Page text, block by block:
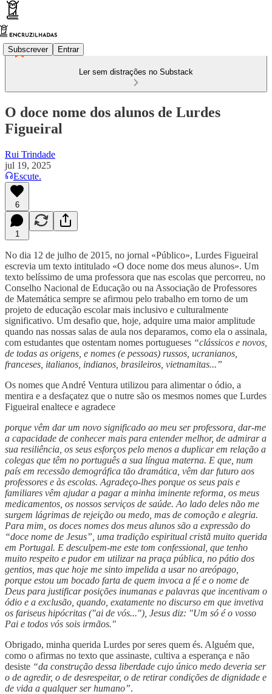
Subscrever Entrar
Ler sem distrações no Substack
O doce nome dos alunos de Lurdes
Figueiral
Rui Trindade
jul 19, 2025
Escute.
6
1
No dia 12 de julho de 2015, no jornal «Público», Lurdes Figueiral
escrevia um texto intitulado «O doce nome dos meus alunos». Um
texto belíssimo de uma professora que nas escolas que percorreu, no
Conselho Nacional de Educação ou na Associação de Professores
de Matemática sempre se afirmou pelo trabalho em torno de um
projeto de educação escolar mais inclusivo e culturalmente
significativo. Um desafio que, hoje, adquire uma maior amplitude
quando nas nossas salas de aula nos deparamos, como ela o assinala,
com estudantes que ostentam nomes portugueses “clássicos e novos,
de todas as origens, e nomes (e pessoas) russos, ucranianos,
franceses, italianos, indianos, brasileiros, vietnamitas...”
Os nomes que André Ventura utilizou para alimentar o ódio, a
mentira e a desfaçatez que o nutre são os mesmos nomes que Lurdes
Figueiral enaltece e agradece
porque vêm dar um novo significado ao meu ser professora, dar-me
a capacidade de conhecer mais para entender melhor, de admirar a
sua resiliência, os seus esforços pelo menos a duplicar em relação a
colegas que têm no português a sua língua materna. E que, num
país em recessão demográfica tão dramática, vêm dar futuro aos
professores e às escolas. Agradeço-lhes porque os seus pais e
familiares vêm ajudar a pagar a minha iminente reforma, os meus
medicamentos, os nossos serviços de saúde. Ao lado deles não me
surgem lágrimas de rejeição ou medo, mas de comoção e alegria.
Para mim, os doces nomes dos meus alunos são a expressão do
“doce nome de Jesus”, uma tradição espiritual cristã muito querida
em Portugal. E desculpem-me este tom confessional, que tenho
muito respeito e pudor em utilizar na praça pública, no pátio dos
gentios, mas que hoje me sinto impelida a usar no areópago,
porque estou um bocado farta de quem invoca a fé e o nome de
Deus para justificar posições inumanas e palavras que incentivam o
ódio e a exclusão, quando, exatamente no discurso em que invetiva
os fariseus hipócritas ("ai de vós..."), Jesus diz: "Um só é o vosso
Pai e todos vós sois irmãos."
Obrigado, minha querida Lurdes por seres quem és. Alguém que,
como o afirmas no texto que assinaste, cultiva a esperança e não
desiste “da construção dessa liberdade cujo único medo deveria ser
o de agredir, o de desrespeitar, o de retirar condições de dignidade e
de vida a qualquer ser humano”.